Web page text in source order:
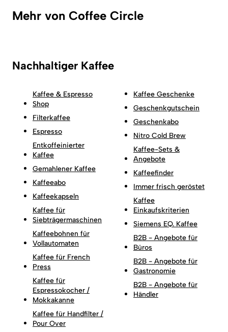
Mehr von Coffee Circle
Nachhaltiger Kaffee
Kaffee & Espresso
Shop
Filterkaffee
Espresso
Entkoffeinierter
Kaffee
Gemahlener Kaffee
Kaffeeabo
Kaffeekapseln
Kaffee für
Siebträgermaschinen
Kaffeebohnen für
Vollautomaten
Kaffee für French
Press
Kaffee für
Espressokocher /
Mokkakanne
Kaffee für Handfilter /
Pour Over
Kaffee Geschenke
Geschenkgutschein
Geschenkabo
Nitro Cold Brew
Kaffee-Sets &
Angebote
Kaffeefinder
Immer frisch geröstet
Kaffee
Einkaufskriterien
Siemens EQ. Kaffee
B2B - Angebote für
Büros
B2B - Angebote für
Gastronomie
B2B - Angebote für
Händler